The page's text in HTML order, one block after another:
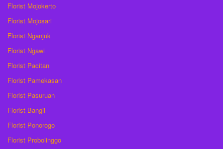
Florist Mojokerto
Florist Mojosari
Florist Nganjuk
Florist Ngawi
Florist Pacitan
Florist Pamekasan
Florist Pasuruan
Florist Bangil
Florist Ponorogo
Florist Probolinggo